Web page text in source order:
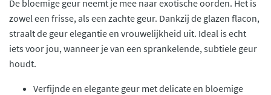
De bloemige geur neemt je mee naar exotische oorden. Het is
zowel een frisse, als een zachte geur. Dankzij de glazen flacon,
straalt de geur elegantie en vrouwelijkheid uit. Ideal is echt
iets voor jou, wanneer je van een sprankelende, subtiele geur
houdt.
Verfijnde en elegante geur met delicate en bloemige